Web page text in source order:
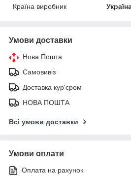
Країна виробник
Умови доставки
Нова Пошта
Самовивіз
Доставка кур'єром
НОВА ПОШТА
Всі умови доставки
Умови оплати
Оплата на рахунок